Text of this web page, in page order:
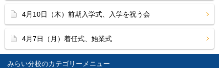
みらい分校
4月10日（木）前期入学式、入学を祝う会
4月7日（月）着任式、始業式